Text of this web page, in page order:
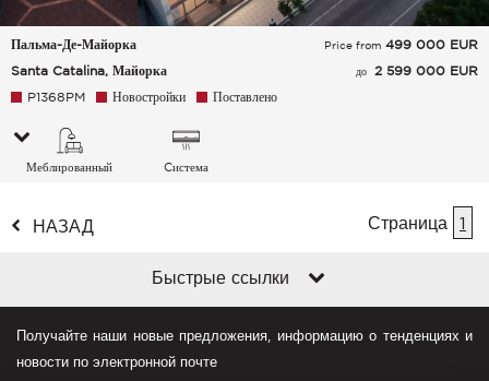
Пальма-Де-Майорка
Santa Catalina, Майорка
Price from 499 000 EUR
до 2 599 000 EUR
P1368PM
Новостройки Поставлено
Меблированный
Cистема
НАЗАД Страница 1
Быстрые ссылки
Получайте наши новые предложения, информацию о тенденциях и
новости по электронной почте